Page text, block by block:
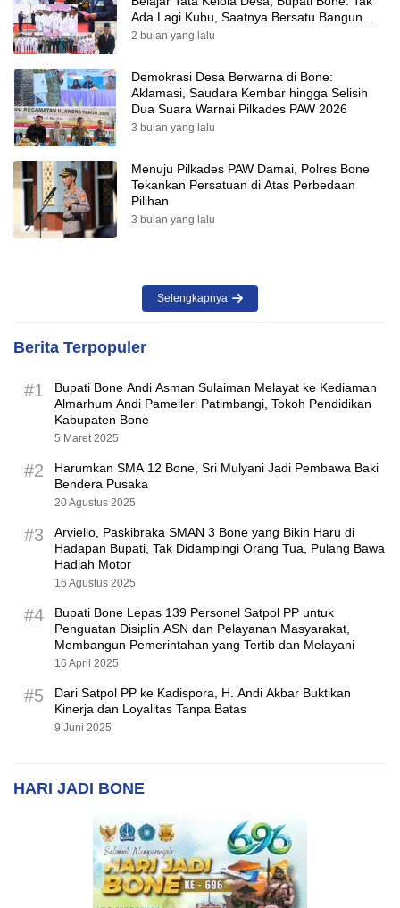
Ada Lagi Kubu, Saatnya Bersatu Bangun
Desa
2 bulan yang lalu
Demokrasi Desa Berwarna di Bone:
Aklamasi, Saudara Kembar hingga Selisih
Dua Suara Warnai Pilkades PAW 2026
3 bulan yang lalu
Menuju Pilkades PAW Damai, Polres Bone
Tekankan Persatuan di Atas Perbedaan
Pilihan
3 bulan yang lalu
Selengkapnya
Berita Terpopuler
#1
Bupati Bone Andi Asman Sulaiman Melayat ke Kediaman
Almarhum Andi Pamelleri Patimbangi, Tokoh Pendidikan
Kabupaten Bone
5 Maret 2025
#2
Harumkan SMA 12 Bone, Sri Mulyani Jadi Pembawa Baki
Bendera Pusaka
20 Agustus 2025
#3
Arviello, Paskibraka SMAN 3 Bone yang Bikin Haru di
Hadapan Bupati, Tak Didampingi Orang Tua, Pulang Bawa
Hadiah Motor
16 Agustus 2025
#4
Bupati Bone Lepas 139 Personel Satpol PP untuk
Penguatan Disiplin ASN dan Pelayanan Masyarakat,
Membangun Pemerintahan yang Tertib dan Melayani
16 April 2025
#5
Dari Satpol PP ke Kadispora, H. Andi Akbar Buktikan
Kinerja dan Loyalitas Tanpa Batas
9 Juni 2025
HARI JADI BONE